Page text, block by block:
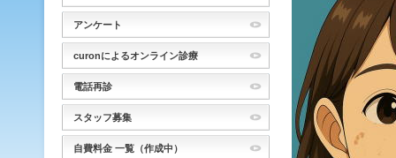
アンケート
curonによるオンライン診療
電話再診
スタッフ募集
自費料金 一覧（作成中）